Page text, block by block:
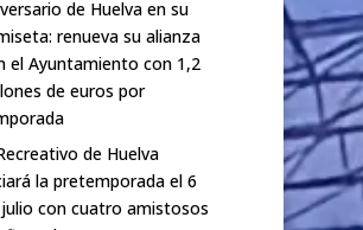
de Huelva en su
renueva su alianza
el Ayuntamiento con 1,2
de euros por
de Huelva
la pretemporada el 6
con cuatro amistosos